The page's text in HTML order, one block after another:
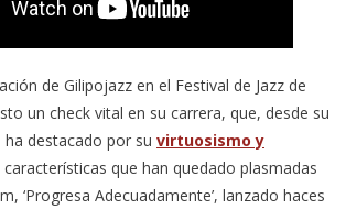
de Gilipojazz en el Festival de Jazz de
un check vital en su carrera, que, desde su
destacado por su virtuosismo y
características que han quedado plasmadas
‘Progresa Adecuadamente’, lanzado haces